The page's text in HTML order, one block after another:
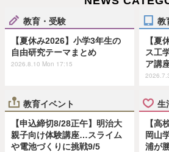
教育・受験
【夏休み2026】小学3年生の
自由研究テーマまとめ
2026.8.10 Mon 17:15
教
【夏
ス工
ア講
教育イベント
【申込締切8/28正午】明治大
親子向け体験講座…スライム
や電池づくりに挑戦9/5
生
【高
岡山
浦が